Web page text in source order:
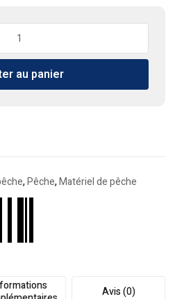
au panier
,Pêche,Matériel de pêche
Avis (0)